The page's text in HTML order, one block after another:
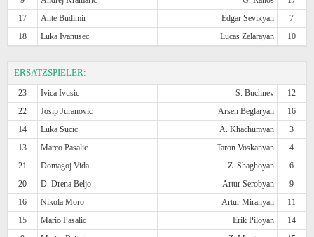
17
Ante Budimir Edgar Sevikyan
7
18
Luka Ivanusec Lucas Zelarayan 10
ERSATZSPIELER:
23 Ivica Ivusic S. Buchnev
12
22
Josip Juranovic Arsen Beglaryan
16
14
Luka Sucic A. Khachumyan
3
13
Marco Pasalic Taron Voskanyan
4
21
Domagoj Vida Z. Shaghoyan
6
20
D. Drena Beljo Artur Serobyan
9
16
Nikola Moro Artur Miranyan
11
15
Mario Pasalic Erik Piloyan
14